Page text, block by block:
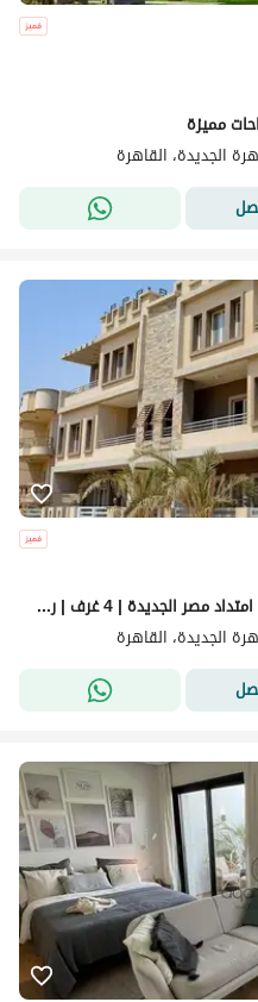
مميزة
الجديدة، القاهرة
دوبلكس للبيع في تاج سيتي Taj City امتداد مصر الجديدة | 4 غرف | روف 125م | موقع مميز أمام مطار القاهرة
الجديدة، القاهرة